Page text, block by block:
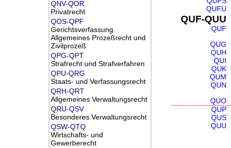
QNV-QOR
Privatrecht
QOS-QPF
Gerichtsverfassung.
Allgemeines Prozeßrecht und
Zivilprozeß
QPG-QPT
Strafrecht und Strafverfahren
QPU-QRG
Staats- und Verfassungsrecht
QRH-QRT
Allgemeines Verwaltungsrecht
QRU-QSV
Besonderes Verwaltungsrecht
QSW-QTQ
Wirtschafts- und
Gewerberecht
QUFU
QUF-QUU
QUF
QUG
QUH
QUI
QUK
QUM
QUN
QUO
QUP
QUS
QUU